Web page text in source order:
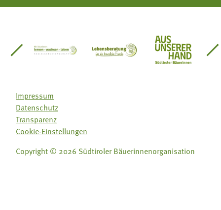
Südtirol
Gärtnervereinigung
Sozialgenossenschaft Mit Bäuerinnen lernen -
Lebensberatung für dieAus unserer
Impressum
Datenschutz
Transparenz
Cookie-Einstellungen
Copyright © 2026 Südtiroler Bäuerinnenorganisation